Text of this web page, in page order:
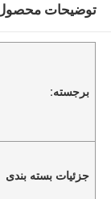
توضیحات
برجسته:
جزئیات بسته بندی